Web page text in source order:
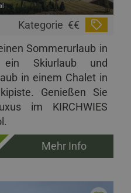
Kategorie €€
Sommerurlaub in
Skiurlaub und
in einem Chalet in
Genießen Sie
im KIRCHWIES
Mehr Info